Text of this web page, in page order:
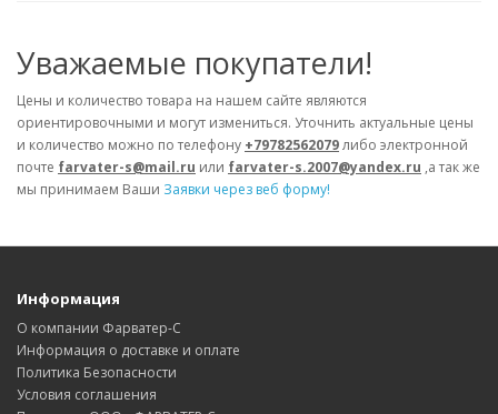
Уважаемые покупатели!
Цены и количество товара на нашем сайте являются
ориентировочными и могут измениться. Уточнить актуальные цены
и количество можно по телефону +79782562079либо электронной
почте farvater-s@mail.ru или farvater-s.2007@yandex.ru ,а так же
мы принимаем Ваши Заявки через веб форму!
Информация
О компании Фарватер-С
Информация о доставке и оплате
Политика Безопасности
Условия соглашения